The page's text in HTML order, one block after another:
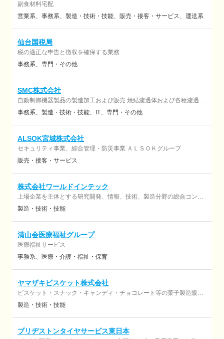
副食材料宅配
営業系
事務系 製造・技術・技能 販売・接客・サービス 運送系
仙台国税局
税の適正な申告と徴収を確保する業務
事務系
専門・その他
SMC株式会社
自動制御機器製品の製造加工および販売 焼結濾過体および各種濾過装
置の製造および販売
事務系 製造・技術・技能 IT 専門・その他
ALSOK宮城株式会社
セキュリティ事業、綜合管理・防災事業 ＡＬＳＯＫグループ
販売・接客・サービス
株式会社ワールドインテック
上場企業を主体とする研究開発、情報、技術、製造分野の総合コンサ
ルティング、 人事コンサルティングおよびアウトソーシング ≪派遣事
料職業紹介事業許可番号】 40-ユ-300636
製造・技術・技能
清山会医療福祉グループ
医療福祉サービス
事務系
医療・介護・福祉・保育
ヤマザキビスケット株式会社
ビスケット・スナック・キャンディ・チョコレート等の菓子製造販売
※「FSSC22000」 認証取得
製造・技術・技能
ブリヂストンタイヤサービス東日本